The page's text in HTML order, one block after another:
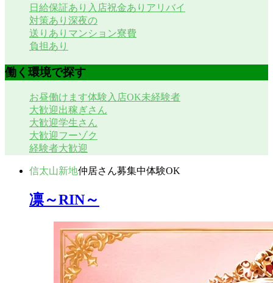
日給保証あり 入店祝金あり アリバイ
対策あり 深夜の
送りあり マンション寮費
負担あり
働く環境で探す
お昼働けます体験入店OK未経験者
大歓迎出稼ぎさん
大歓迎学生さん
大歓迎フーゾク
経験者大歓迎
信太山新地仲居さん募集中体験OK
凛～RIN～